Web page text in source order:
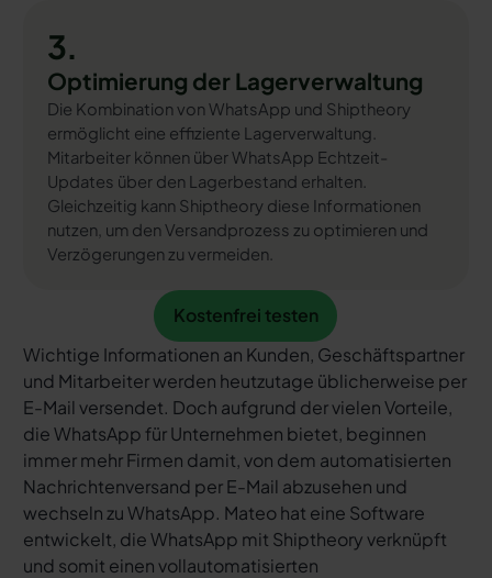
3.
Optimierung der Lagerverwaltung
Die Kombination von WhatsApp und Shiptheory
ermöglicht eine effiziente Lagerverwaltung.
Mitarbeiter können über WhatsApp Echtzeit-
Updates über den Lagerbestand erhalten.
Gleichzeitig kann Shiptheory diese Informationen
nutzen, um den Versandprozess zu optimieren und
Verzögerungen zu vermeiden.
Kostenfrei testen
Kostenfrei testen
Wichtige Informationen an Kunden, Geschäftspartner
und Mitarbeiter werden heutzutage üblicherweise per
E-Mail versendet. Doch aufgrund der vielen Vorteile,
die WhatsApp für Unternehmen bietet, beginnen
immer mehr Firmen damit, von dem automatisierten
Nachrichtenversand per E-Mail abzusehen und
wechseln zu WhatsApp. Mateo hat eine Software
entwickelt, die WhatsApp mit Shiptheory verknüpft
und somit einen vollautomatisierten